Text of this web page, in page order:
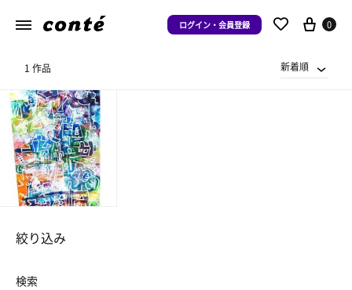
ログイン・会員登録 0
1 作品 新着順
絞り込み
検索